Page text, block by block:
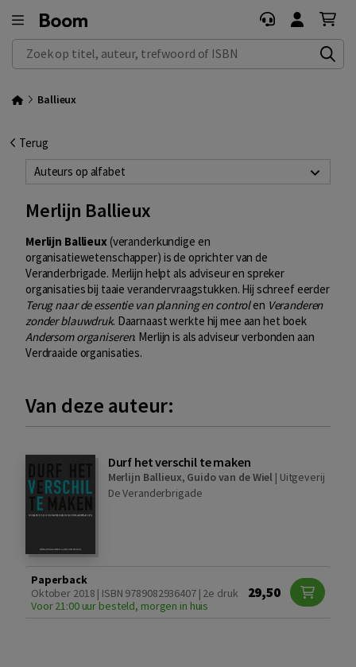
Zoek op titel, auteur, trefwoord of ISBN
Ballieux
Terug
Auteurs op alfabet
Merlijn Ballieux
Merlijn Ballieux(veranderkundige en
organisatiewetenschapper) is de oprichter van de
Veranderbrigade. Merlijn helpt als adviseur en spreker
organisaties bij taaie verandervraagstukken. Hij schreef eerder
Terug naar de essentie van planning en controlen Veranderen
zonder blauwdruk. Daarnaast werkte hij mee aan het boek
Andersom organiseren. Merlijn is als adviseur verbonden aan
Verdraaide organisaties.
Van deze auteur:
Durf het verschil te maken
Merlijn Ballieux, Guido van de Wiel | Uitgeverij
De Veranderbrigade
Paperback
Oktober 2018 | ISBN 9789082936407 | 2e druk
Voor 21:00 uur besteld, morgen in huis
29,50